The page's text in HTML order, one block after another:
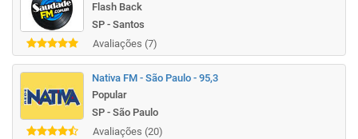
Flash Back
SP - Santos
Avaliações (7)
Nativa FM - São Paulo - 95,3
Popular
SP - São Paulo
Avaliações (20)